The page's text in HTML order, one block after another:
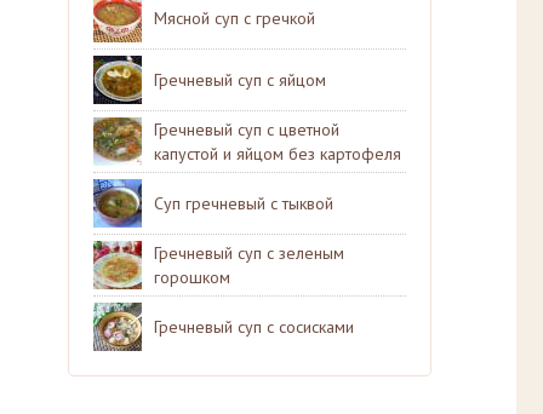
Мясной суп с гречкой
Гречневый суп с яйцом
Гречневый суп с цветной
капустой и яйцом без картофеля
Суп гречневый с тыквой
Гречневый суп с зеленым
горошком
Гречневый суп с сосисками